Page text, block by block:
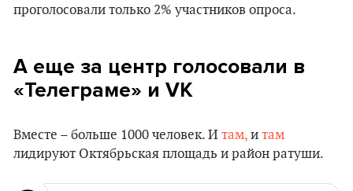
проголосовали только 2% участников опроса.
А еще за центр голосовали в
«Телеграме» и VK
Вместе – больше 1000 человек. И там, и там
лидируют Октябрьская площадь и район ратуши.